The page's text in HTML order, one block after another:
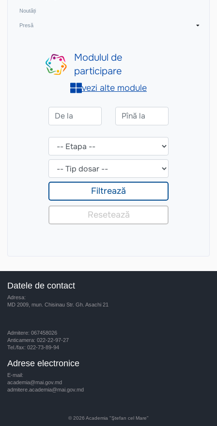
Noutăți
Presă
Datele de contact
Adresa:
MD 2009, mun. Chisinau Str. Gh. Asachi 21
Admitere: 067458026
Anticamera: 022-22-97-27
Tel./fax: 022-73-89-94
Adrese electronice
E-mail:
academia@mai.gov.md
admitere.academia@mai.gov.md
© 2026 Academia "Ştefan cel Mare"